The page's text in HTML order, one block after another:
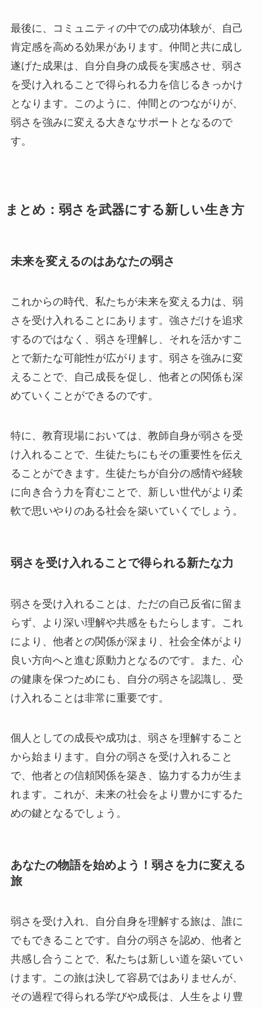
最後に、コミュニティの中での成功体験が、自己
肯定感を高める効果があります。仲間と共に成し
遂げた成果は、自分自身の成長を実感させ、弱さ
を受け入れることで得られる力を信じるきっかけ
となります。このように、仲間とのつながりが、
弱さを強みに変える大きなサポートとなるので
す。
まとめ：弱さを武器にする新しい生き方
未来を変えるのはあなたの弱さ
これからの時代、私たちが未来を変える力は、弱
さを受け入れることにあります。強さだけを追求
するのではなく、弱さを理解し、それを活かすこ
とで新たな可能性が広がります。弱さを強みに変
えることで、自己成長を促し、他者との関係も深
めていくことができるのです。
特に、教育現場においては、教師自身が弱さを受
け入れることで、生徒たちにもその重要性を伝え
ることができます。生徒たちが自分の感情や経験
に向き合う力を育むことで、新しい世代がより柔
軟で思いやりのある社会を築いていくでしょう。
弱さを受け入れることで得られる新たな力
弱さを受け入れることは、ただの自己反省に留ま
らず、より深い理解や共感をもたらします。これ
により、他者との関係が深まり、社会全体がより
良い方向へと進む原動力となるのです。また、心
の健康を保つためにも、自分の弱さを認識し、受
け入れることは非常に重要です。
個人としての成長や成功は、弱さを理解すること
から始まります。自分の弱さを受け入れること
で、他者との信頼関係を築き、協力する力が生ま
れます。これが、未来の社会をより豊かにするた
めの鍵となるでしょう。
あなたの物語を始めよう！弱さを力に変える
旅
弱さを受け入れ、自分自身を理解する旅は、誰に
でもできることです。自分の弱さを認め、他者と
共感し合うことで、私たちは新しい道を築いてい
けます。この旅は決して容易ではありませんが、
その過程で得られる学びや成長は、人生をより豊